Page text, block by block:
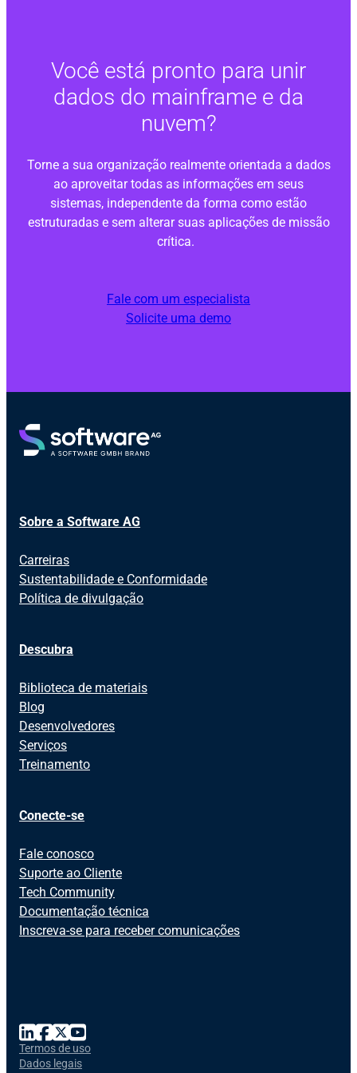
Você está pronto para unir
dados do mainframe e da
nuvem?
Torne a sua organização realmente orientada a dados
ao aproveitar todas as informações em seus
sistemas, independente da forma como estão
estruturadas e sem alterar suas aplicações de missão
crítica.
Fale com um especialista
Solicite uma demo
Sobre a Software AG
Carreiras
Sustentabilidade e Conformidade
Política de divulgação
Descubra
Biblioteca de materiais
Blog
Desenvolvedores
Serviços
Treinamento
Conecte-se
Fale conosco
Suporte ao Cliente
Tech Community
Documentação técnica
Inscreva-se para receber comunicações
Termos de uso
Dados legais